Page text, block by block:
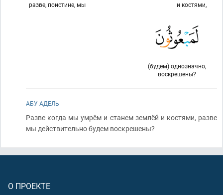
и костями,
разве, поистине, мы
(будем) однозначно,
воскрешены?
АБУ АДЕЛЬ
Разве когда мы умрём и станем землёй и костями, разве
мы действительно будем воскрешены?
О ПРОЕКТЕ